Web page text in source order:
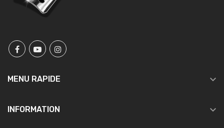
MENU RAPIDE 
INFORMATION 